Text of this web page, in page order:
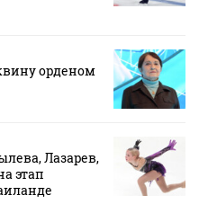
орденом
Лазарев,
этап